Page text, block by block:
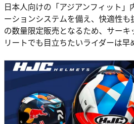
日本人向けの「アジアンフィット
ーションシステムを備え、快適性
の数量限定販売となるため、サー
リートでも目立ちたいライダーは早